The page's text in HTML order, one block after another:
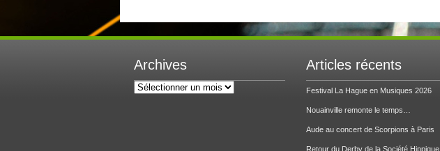
Archives
Archives
Articles récents
Festival La Hague en Musiques 2026
Nouainville remonte le temps…
Aude au concert de Scorpions à Paris
Retour du Derby de la Société Hippique